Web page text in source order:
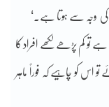
کی وجہ سے ہوتا ہے۔‘
تو کم پڑھے لکھے افراد کا
اس کو چاہیے کہ فوراً ماہر